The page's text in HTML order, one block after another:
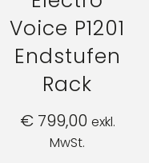
Voice P1201
Endstufen
Rack
€799,00 exkl.
MwSt.